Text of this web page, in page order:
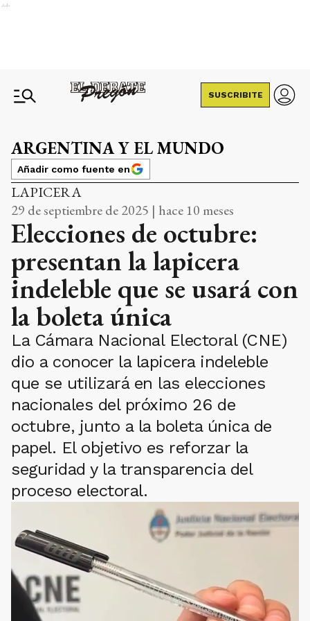
Ads
SUSCRIBITE
ARGENTINA Y EL MUNDO
Añadir como fuente en
LAPICERA
29 de septiembre de 2025 | hace 10 meses
Elecciones de octubre:
presentan la lapicera
indeleble que se usará con
la boleta única
La Cámara Nacional Electoral (CNE)
dio a conocer la lapicera indeleble
que se utilizará en las elecciones
nacionales del próximo 26 de
octubre, junto a la boleta única de
papel. El objetivo es reforzar la
seguridad y la transparencia del
proceso electoral.